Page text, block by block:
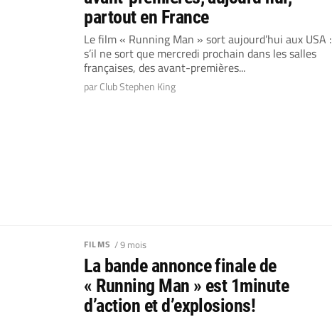
partout en France
Le film « Running Man » sort aujourd’hui aux USA :
s’il ne sort que mercredi prochain dans les salles
françaises, des avant-premières...
par Club Stephen King
FILMS / 9 mois
La bande annonce finale de
« Running Man » est 1minute
d’action et d’explosions!